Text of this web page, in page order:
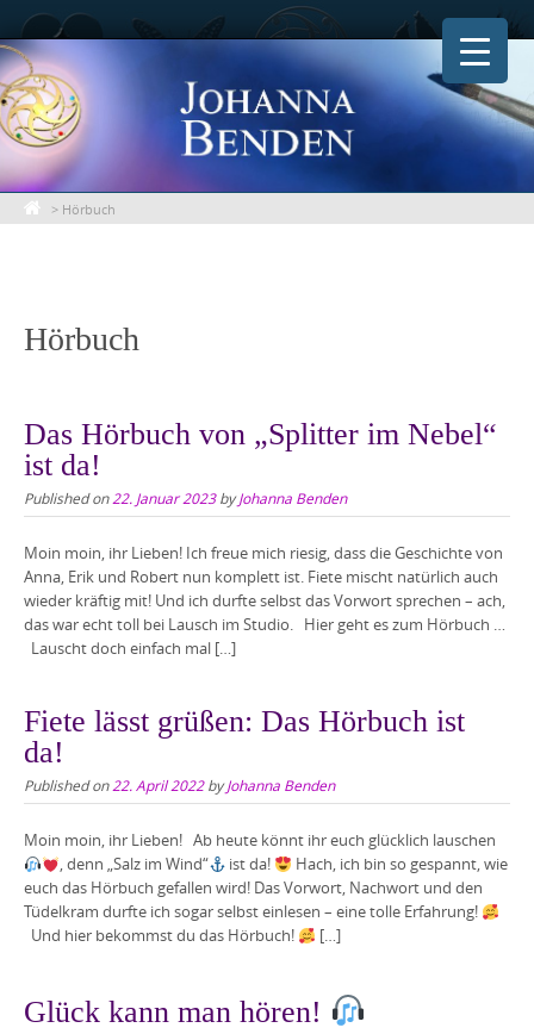
Skip
to
content
> Hörbuch
Hörbuch
Das Hörbuch von „Splitter im Nebel“
ist da!
Published on22. Januar 2023byJohanna Benden
Moin moin, ihr Lieben! Ich freue mich riesig, dass die Geschichte von
Anna, Erik und Robert nun komplett ist. Fiete mischt natürlich auch
wieder kräftig mit! Und ich durfte selbst das Vorwort sprechen – ach,
das war echt toll bei Lausch im Studio. Hier geht es zum Hörbuch …
Lauscht doch einfach mal […]
Fiete lässt grüßen: Das Hörbuch ist
da!
Published on22. April 2022byJohanna Benden
Moin moin, ihr Lieben! Ab heute könnt ihr euch glücklich lauschen
, denn „Salz im Wind“
ist da!
Hach, ich bin so gespannt, wie
euch das Hörbuch gefallen wird! Das Vorwort, Nachwort und den
Tüdelkram durfte ich sogar selbst einlesen – eine tolle Erfahrung!
Und hier bekommst du das Hörbuch!
[…]
Glück kann man hören!